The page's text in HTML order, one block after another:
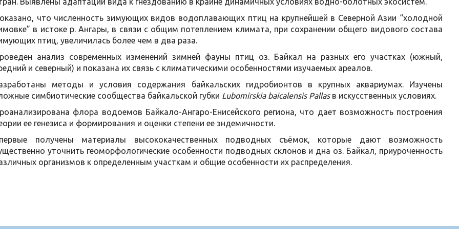
что численность зимующих видов водоплавающих птиц на крупнейшей в Северной Азии “холодной
в истоке р. Ангары, в связи с общим потеплением климата, при сохранении общего видового состава
птиц, увеличилась более чем в два раза.
анализ современных изменений зимней фауны птиц оз. Байкал на разных его участках (южный,
и северный) и показана их связь с климатическими особенностями изучаемых ареалов.
методы и условия содержания байкальских гидробионтов в крупных аквариумах. Изучены
симбиотические сообщества байкальской губки Lubomirskia baicalensis Pallasв искусственных условиях.
флора водоемов Байкало-Ангаро-Енисейского региона, что дает возможность построения
ее генезиса и формирования и оценки степени ее эндемичности.
получены материалы высококачественных подводных съёмок, которые дают возможность
уточнить геоморфологические особенности подводных склонов и дна оз. Байкал, приуроченность
организмов к определенным участкам и общие особенности их распределения.